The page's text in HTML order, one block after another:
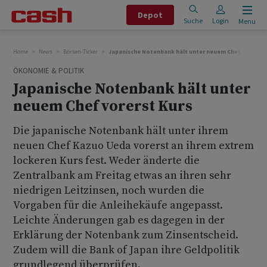
Depot
Suche Login Menu
Home News Börsen-Ticker Japanische Notenbank hält unter neuem Chef vorerst
ÖKONOMIE & POLITIK
Japanische Notenbank hält unter
neuem Chef vorerst Kurs
Die japanische Notenbank hält unter ihrem
neuen Chef Kazuo Ueda vorerst an ihrem extrem
lockeren Kurs fest. Weder änderte die
Zentralbank am Freitag etwas an ihren sehr
niedrigen Leitzinsen, noch wurden die
Vorgaben für die Anleihekäufe angepasst.
Leichte Änderungen gab es dagegen in der
Erklärung der Notenbank zum Zinsentscheid.
Zudem will die Bank of Japan ihre Geldpolitik